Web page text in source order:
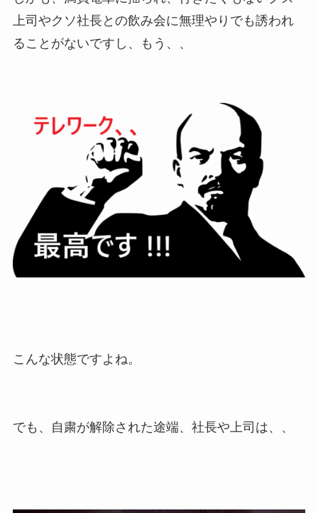
上司やクソ社長との飲み会に無理やりでも誘われ
ることがないですし、もう、、
こんな状態ですよね。
でも、自粛が解除された途端、社長や上司は、、